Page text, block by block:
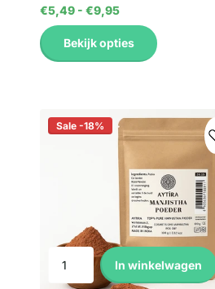
€5,49 - €9,95
Bekijk opties
Sale -18%
In winkelwagen